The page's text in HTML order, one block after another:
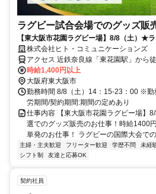
ラグビー試合会場でのグッズ販
【東大阪市花園ラグビー場】8/8（土）★
販売のお仕事！時給1400円
株式会社ヒト・コミュニケーションズ
アクセス 近鉄奈良線「東花園駅」から
時給1,400円以上
大阪府東大阪市
勤務時間 8/8（土）14：15-23：00 ※勤
労期間/契約期間:期間の定めあり
仕事内容 【東大阪市花園ラグビー場】
選でのグッズ販売のお仕事！時給1400
単発のお仕事！ ラグビーの国際大会で
主婦・主夫歓迎 フリーター歓迎 学歴不問 未経
シフト制
友達と応募OK
契約社員